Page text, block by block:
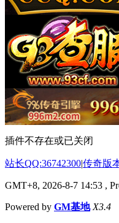
插件不存在或已关闭
站长QQ:36742300|传奇版
GMT+8, 2026-8-7 14:53 ,
Powered by GM基地 X3.4